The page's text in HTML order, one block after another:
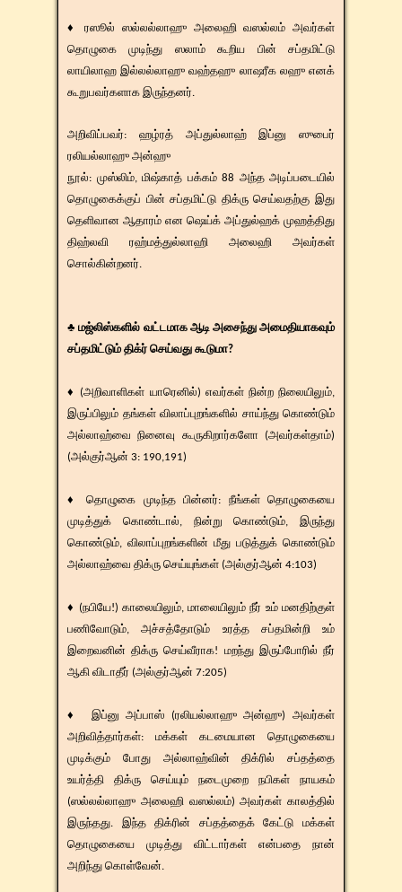
♦ ரஸூல் ஸல்லல்லாஹு அலைஹி வஸல்லம் அவர்கள்
தொழுகை முடிந்து ஸலாம் கூறிய பின் சப்தமிட்டு
லாயிலாஹ இல்லல்லாஹு வஹ்தஹு லாஷரீக லஹு எனக்
கூறுபவர்களாக இருந்தனர்.
​​அறிவிப்பவர்: ஹழ்ரத் அப்துல்லாஹ் இப்னு ஸுபைர்
ரலியல்லாஹு அன்ஹு
நூல்: முஸ்லிம், மிஷ்காத் பக்கம் 88 அந்த அடிப்படையில்
தொழுகைக்குப் பின் சப்தமிட்டு திக்ரு செய்வதற்கு இது
தெளிவான ஆதாரம் என ஷெய்க் அப்துல்ஹக் முஹத்திது
திஹ்லவி ரஹ்மத்துல்லாஹி அலைஹி அவர்கள்
சொல்கின்றனர்.
♣ மஜ்லிஸ்களில் வட்டமாக ஆடி அசைந்து அமைதியாகவும்
சப்தமிட்டும் திக்ர் செய்வது கூடுமா?
♦ (அறிவாளிகள் யாரெனில்) எவர்கள் நின்ற நிலையிலும்,
இருப்பிலும் தங்கள் விலாப்புறங்களில் சாய்ந்து கொண்டும்
அல்லாஹ்வை நினைவு கூருகிறார்களோ (அவர்கள்தாம்)
(அல்குர்ஆன் 3: 190,191)
♦ தொழுகை முடிந்த பின்னர்: நீங்கள் தொழுகையை
முடித்துக் கொண்டால், நின்று கொண்டும், இருந்து
கொண்டும், விலாப்புறங்களின் மீது படுத்துக் கொண்டும்
அல்லாஹ்வை திக்ரு செய்யுங்கள் (அல்குர்ஆன் 4:103)
♦ (நபியே!) காலையிலும், மாலையிலும் நீர் உம் மனதிற்குள்
பணிவோடும், அச்சத்தோடும் உரத்த சப்தமின்றி உம்
இறைவனின் திக்ரு செய்வீராக! மறந்து இருப்போரில் நீர்
ஆகி விடாதீர் (அல்குர்ஆன் 7:205)
♦ இப்னு அப்பாஸ் (ரலியல்லாஹு அன்ஹு) அவர்கள்
அறிவித்தார்கள்: மக்கள் கடமையான தொழுகையை
முடிக்கும் போது அல்லாஹ்வின் திக்ரில் சப்தத்தை
உயர்த்தி திக்ரு செய்யும் நடைமுறை நபிகள் நாயகம்
(ஸல்லல்லாஹு அலைஹி வஸல்லம்) அவர்கள் காலத்தில்
இருந்தது. இந்த திக்ரின் சப்தத்தைக் கேட்டு மக்கள்
தொழுகையை முடித்து விட்டார்கள் என்பதை நான்
அறிந்து கொள்வேன்.